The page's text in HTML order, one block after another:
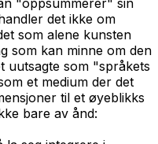
det ikke om
som alene kunsten
som kan minne om den
uutsagte som "språkets
et medium der det
til et øyeblikks
bare av ånd: